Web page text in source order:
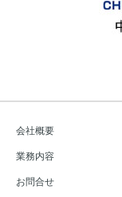
会社概要
業務内容
お問合せ